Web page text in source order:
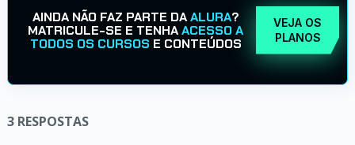
AINDA NÃO FAZ PARTE DAALURA?
MATRICULE-SE E TENHAACESSO A
TODOS OS CURSOS E CONTEÚDOS
VEJA OS
PLANOS
3 RESPOSTAS